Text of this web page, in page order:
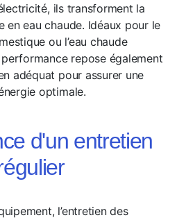
ils transforment la
en eau chaude. Idéaux pour le
ou l’eau chaude
repose également
adéquat pour assurer une
optimale.
d'un entretien
l’entretien des